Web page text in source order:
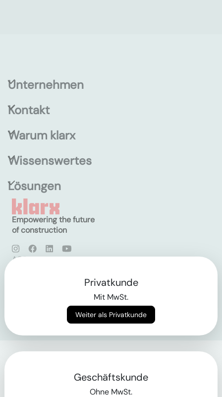
Unternehmen
Kontakt
Warum klarx
Wissenswertes
Lösungen
Empowering the future
of construction
AGB
Privatkunde
Mit MwSt.
Weiter als Privatkunde
Geschäftskunde
Ohne MwSt.